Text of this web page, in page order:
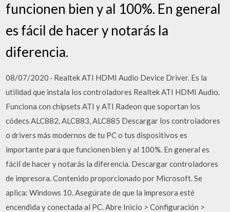
funcionen bien y al 100%. En general
es fácil de hacer y notarás la
diferencia.
08/07/2020 · Realtek ATI HDMI Audio Device Driver. Es la
utilidad que instala los controladores Realtek ATI HDMI Audio.
Funciona con chipsets ATI y ATI Radeon que soportan los
códecs ALC882, ALC883, ALC885 Descargar los controladores
o drivers más modernos de tu PC o tus dispositivos es
importante para que funcionen bien y al 100%. En general es
fácil de hacer y notarás la diferencia. Descargar controladores
de impresora. Contenido proporcionado por Microsoft. Se
aplica: Windows 10. Asegúrate de que la impresora esté
encendida y conectada al PC. Abre Inicio > Configuración >